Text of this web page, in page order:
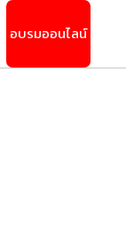
อบรมออนไลน์